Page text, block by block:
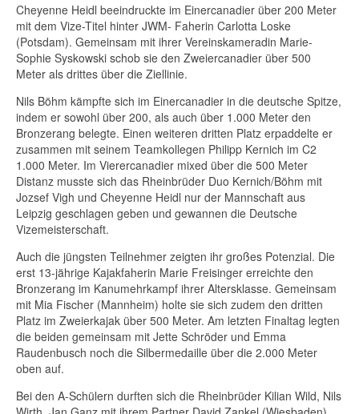
Cheyenne Heidl beeindruckte im Einercanadier über 200 Meter
mit dem Vize-Titel hinter JWM- Faherin Carlotta Loske
(Potsdam). Gemeinsam mit ihrer Vereinskameradin Marie-
Sophie Syskowski schob sie den Zweiercanadier über 500
Meter als drittes über die Ziellinie.
Nils Böhm kämpfte sich im Einercanadier in die deutsche Spitze,
indem er sowohl über 200, als auch über 1.000 Meter den
Bronzerang belegte. Einen weiteren dritten Platz erpaddelte er
zusammen mit seinem Teamkollegen Philipp Kernich im C2
1.000 Meter. Im Vierercanadier mixed über die 500 Meter
Distanz musste sich das Rheinbrüder Duo Kernich/Böhm mit
Jozsef Vigh und Cheyenne Heidl nur der Mannschaft aus
Leipzig geschlagen geben und gewannen die Deutsche
Vizemeisterschaft.
Auch die jüngsten Teilnehmer zeigten ihr großes Potenzial. Die
erst 13-jährige Kajakfaherin Marie Freisinger erreichte den
Bronzerang im Kanumehrkampf ihrer Altersklasse. Gemeinsam
mit Mia Fischer (Mannheim) holte sie sich zudem den dritten
Platz im Zweierkajak über 500 Meter. Am letzten Finaltag legten
die beiden gemeinsam mit Jette Schröder und Emma
Raudenbusch noch die Silbermedaille über die 2.000 Meter
oben auf.
Bei den A-Schülern durften sich die Rheinbrüder Kilian Wild, Nils